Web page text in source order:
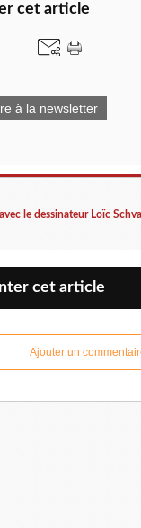
cet article
à la newsletter
le dessinateur Loïc
cet article
Ajouter un